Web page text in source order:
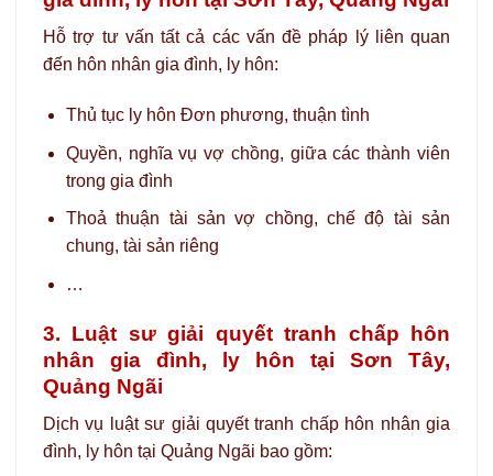
Hỗ trợ tư vấn tất cả các vấn đề pháp lý liên quan
đến hôn nhân gia đình, ly hôn:
Thủ tục ly hôn Đơn phương, thuận tình
Quyền, nghĩa vụ vợ chồng, giữa các thành viên
trong gia đình
Thoả thuận tài sản vợ chồng, chế độ tài sản
chung, tài sản riêng
…
3. Luật sư giải quyết tranh chấp hôn
nhân gia đình, ly hôn tại Sơn Tây,
Quảng Ngãi
Dịch vụ luật sư giải quyết tranh chấp hôn nhân gia
đình, ly hôn tại Quảng Ngãi bao gồm: